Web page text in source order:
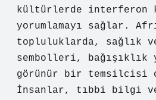
kültürlerde interferon
yorumlamayı sağlar.
topluluklarda, sağlık
sembolleri, bağışıklık
görünür bir temsilcisi
İnsanlar, tıbbi bilgi